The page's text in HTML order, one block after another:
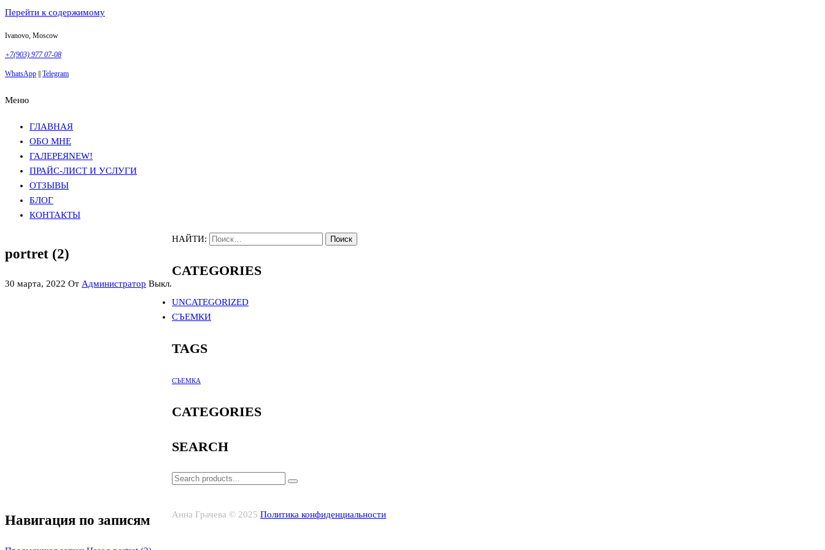
Перейти к содержимому
Ivanovo, Moscow
+7(903) 977 07-08
WhatsApp Telegram
Меню
ГЛАВНАЯ
ОБО МНЕ
ГАЛЕРЕЯNEW!
ПРАЙС-ЛИСТ И УСЛУГИ
ОТЗЫВЫ
БЛОГ
КОНТАКТЫ
portret (2)
30 марта, 2022 От Администратор Выкл.
Навигация по записям
НАЙТИ:
CATEGORIES
UNCATEGORIZED
СЪЕМКИ
TAGS
СЪЕМКА
CATEGORIES
SEARCH
Анна Грачева © 2025 Политика конфиденциальности